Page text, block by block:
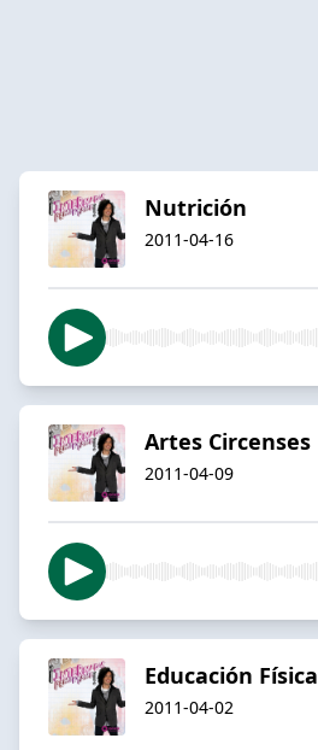
Nutrición
2011-04-16
Artes Circenses
2011-04-09
Educación Física
2011-04-02